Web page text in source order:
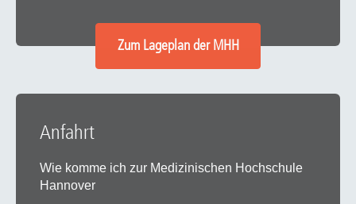
Zum Lageplan der MHH
Anfahrt
Wie komme ich zur Medizinischen Hochschule
Hannover